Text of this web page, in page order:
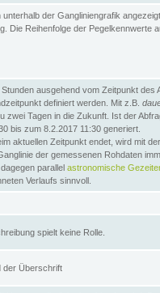
unterhalb der Gangliniengrafik
Die Reihenfolge der Pegelkennwerte
ausgehend vom Zeitpunkt des
definiert werden. Mit z.B.
zwei Tagen in die Zukunft. Ist der
bis zum 8.2.2017 11:30 generiert.
aktuellen Zeitpunkt endet, wird mit
der gemessenen Rohdaten
parallel astronomische
Verlaufs sinnvoll.
spielt keine Rolle.
der Überschrift